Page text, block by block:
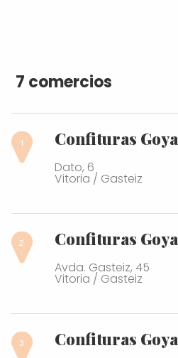
7 comercios
Confituras Goya
Dato, 6
Vitoria / Gasteiz
Confituras Goya
Avda. Gasteiz, 45
Vitoria / Gasteiz
Confituras Goya